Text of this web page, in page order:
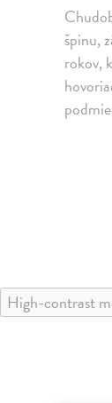
špinu,
rokov,
High-contrast